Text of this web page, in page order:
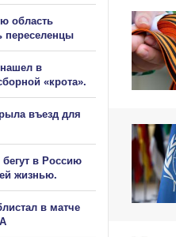
область
переселенцы
в
«крота».
въезд для
в Россию
жизнью.
в матче